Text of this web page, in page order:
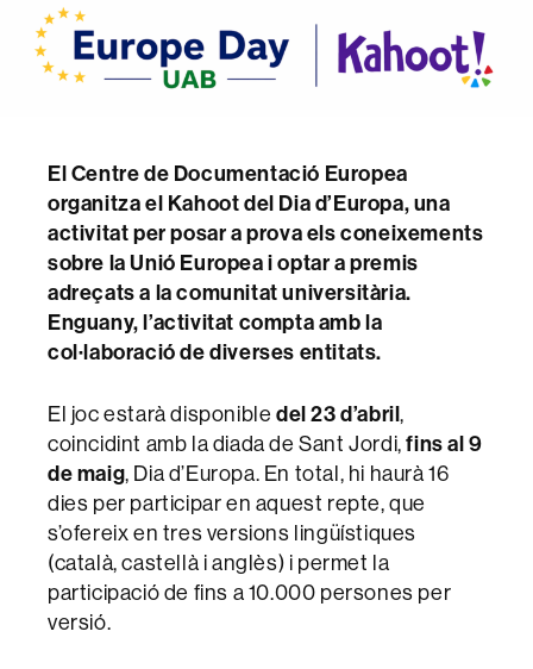
El Centre de Documentació Europea
organitza el Kahoot del Dia d’Europa, una
activitat per posar a prova els coneixements
sobre la Unió Europea i optar a premis
adreçats a la comunitat universitària.
Enguany, l’activitat compta amb la
col·laboració de diverses entitats.
El joc estarà disponible del 23 d’abril,
coincidint amb la diada de Sant Jordi,fins al 9
de maig, Dia d’Europa. En total, hi haurà 16
dies per participar en aquest repte, que
s’ofereix en tres versions lingüístiques
(català, castellà i anglès) i permet la
participació de fins a 10.000 persones per
versió.